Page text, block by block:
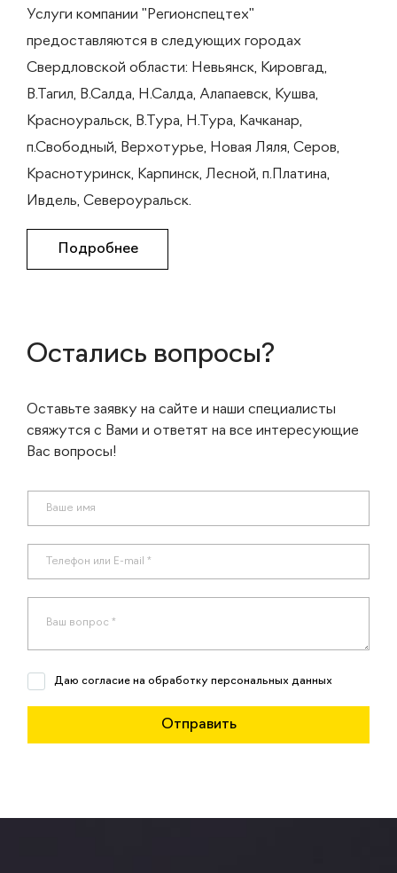
Услуги компании "Регионспецтех"
предоставляются в следующих городах
Свердловской области: Невьянск, Кировгад,
В.Тагил, В.Салда, Н.Салда, Алапаевск, Кушва,
Красноуральск, В.Тура, Н.Тура, Качканар,
п.Свободный, Верхотурье, Новая Ляля, Серов,
Краснотуринск, Карпинск, Лесной, п.Платина,
Ивдель, Североуральск.
Подробнее
Остались вопросы?
Оставьте заявку на сайте и наши специалисты
свяжутся с Вами и ответят на все интересующие
Вас вопросы!
Даю согласие на обработку персональных данных